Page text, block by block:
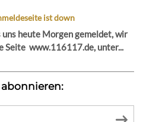
ist down
heute Morgen gemeldet, wir
Seite www.116117.de, unter...